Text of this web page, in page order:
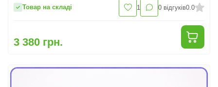
Товар на складі 1 0 відгуків0.0
3 380 грн.